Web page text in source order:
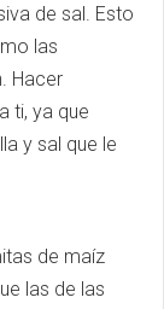
de sal. Esto
las
Hacer
ti, ya que
y sal que le
de maíz
las de las